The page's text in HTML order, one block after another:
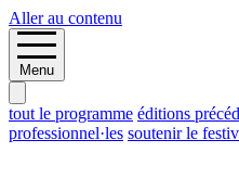
Aller au contenu
Menu
tout le programme éditions
professionnel·les soutenir le